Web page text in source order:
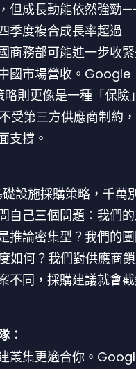
但成長動能依然強勁
季度複合成長率超過
商務部可能進一步收
國市場營收。Google
則更像是一種「保險
受第三方供應商制約
支撐。
設施採購策略，千萬
自己三個問題：我們
推論密集型？我們的
如何？我們對供應商
不同，採購建議就會
：
叢集更適合你。